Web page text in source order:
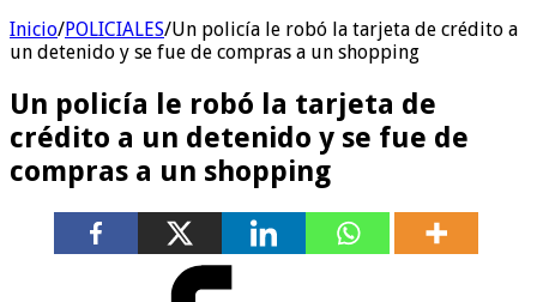
Inicio/POLICIALES/Un policía le robó la tarjeta de crédito a
un detenido y se fue de compras a un shopping
Un policía le robó la tarjeta de
crédito a un detenido y se fue de
compras a un shopping